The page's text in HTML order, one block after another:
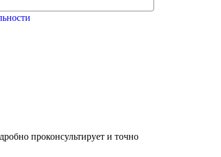
проконсультирует и точно